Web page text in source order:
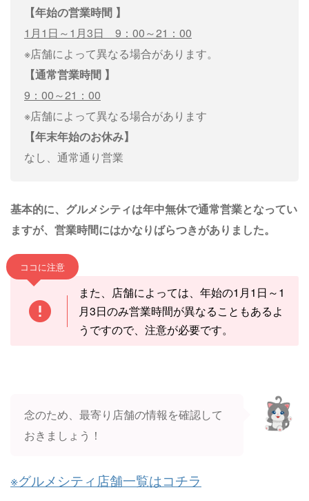
【年始の営業時間 】
1月1日～1月3日 9：00～21：00
※店舗によって異なる場合があります。
【通常営業時間 】
9：00～21：00
※店舗によって異なる場合があります
【年末年始のお休み】
なし、通常通り営業
基本的に、グルメシティは年中無休で通常営業となってい
ますが、営業時間にはかなりばらつきがありました。
ココに注意
また、店舗によっては、年始の1月1日～1
月3日のみ営業時間が異なることもあるよ
うですので、注意が必要です。
念のため、最寄り店舗の情報を確認して
おきましょう！
※グルメシティ店舗一覧はコチラ